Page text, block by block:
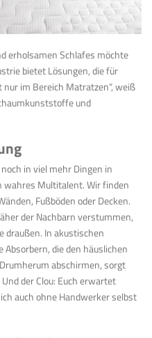
erholsamen Schlafes möchte
bietet Lösungen, die für
im Bereich Matratzen“, weiß
und
in viel mehr Dingen in
wahres Multitalent. Wir finden
Fußböden oder Decken.
der Nachbarn verstummen,
draußen. In akustischen
die den häuslichen
abschirmen, sorgt
der Clou: Euch erwartet
auch ohne Handwerker selbst